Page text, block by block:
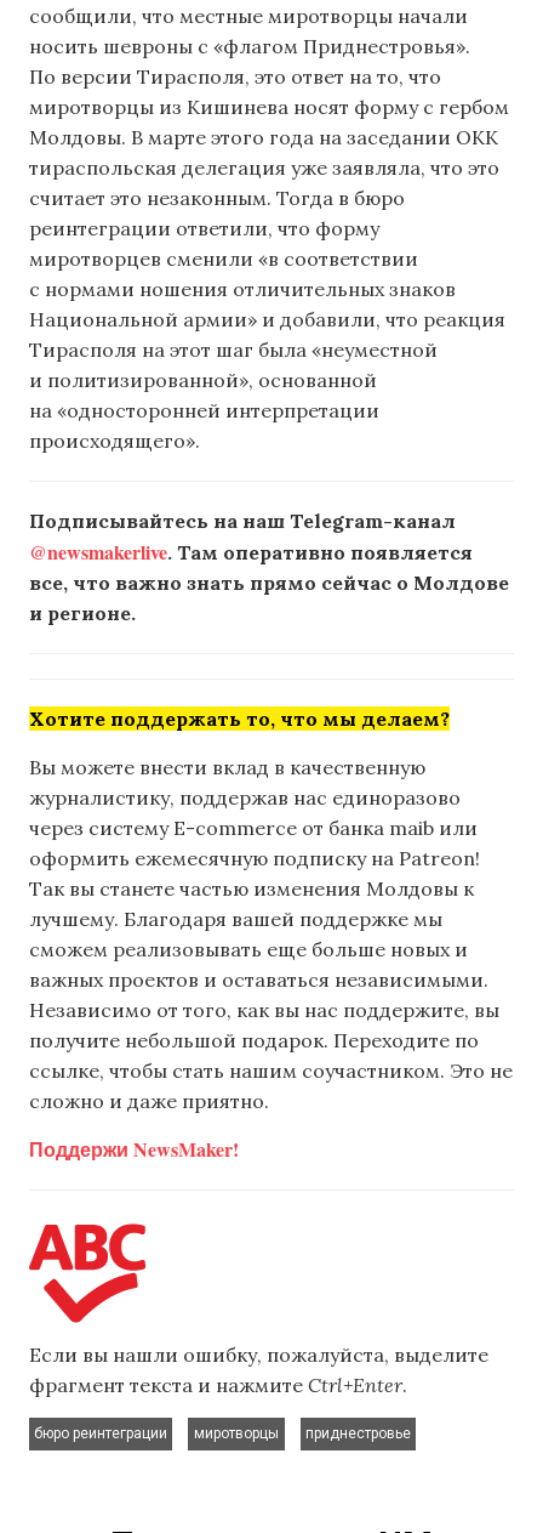
сообщили, что местные миротворцы начали
носить шевроны с «флагом Приднестровья».
По версии Тирасполя, это ответ на то, что
миротворцы из Кишинева носят форму с гербом
Молдовы. В марте этого года на заседании ОКК
тираспольская делегация уже заявляла, что это
считает это незаконным. Тогда в бюро
реинтеграции ответили, что форму
миротворцев сменили «в соответствии
с нормами ношения отличительных знаков
Национальной армии» и добавили, что реакция
Тирасполя на этот шаг была «неуместной
и политизированной», основанной
на «односторонней интерпретации
происходящего».
Подписывайтесь на наш Telegram-канал
@newsmakerlive. Там оперативно появляется
все, что важно знать прямо сейчас о Молдове
и регионе.
Хотите поддержать то, что мы делаем?
Вы можете внести вклад в качественную
журналистику, поддержав нас единоразово
через систему E-commerce от банка maib или
оформить ежемесячную подписку на Patreon!
Так вы станете частью изменения Молдовы к
лучшему. Благодаря вашей поддержке мы
сможем реализовывать еще больше новых и
важных проектов и оставаться независимыми.
Независимо от того, как вы нас поддержите, вы
получите небольшой подарок. Переходите по
ссылке, чтобы стать нашим соучастником. Это не
сложно и даже приятно.
Поддержи NewsMaker!
Если вы нашли ошибку, пожалуйста, выделите
фрагмент текста и нажмите Ctrl+Enter.
бюро реинтеграции
миротворцы
приднестровье